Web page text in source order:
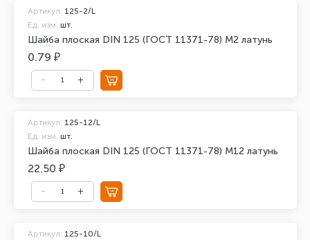
Шайба плоская DIN 125 (ГОСТ 11371-78) М2 латунь
Артикул: 125-2/L
Ед. изм. шт.
0.79 ₽
Шайба плоская DIN 125 (ГОСТ 11371-78) М12 латунь
Артикул: 125-12/L
Ед. изм. шт.
22.50 ₽
Артикул: 125-10/L